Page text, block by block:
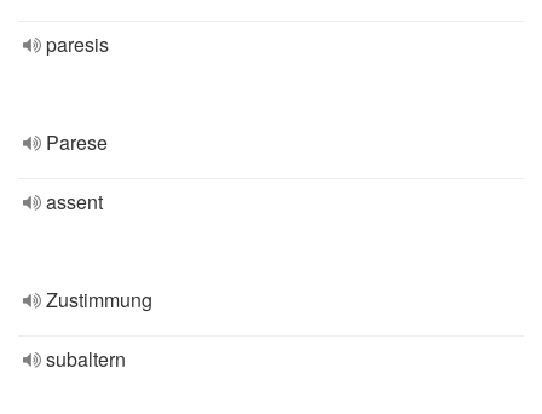
paresis
Parese
assent
Zustimmung
subaltern